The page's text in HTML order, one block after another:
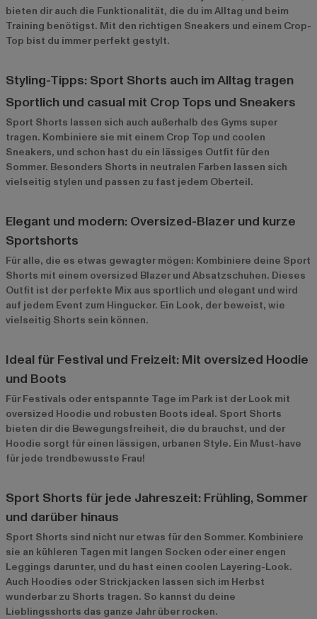
bieten dir auch die Funktionalität, die du im Alltag und beim
Training benötigst. Mit den richtigen Sneakers und einem Crop-
Top bist du immer perfekt gestylt.
Styling-Tipps: Sport Shorts auch im Alltag tragen
Sportlich und casual mit Crop Tops und Sneakers
Sport Shorts lassen sich auch außerhalb des Gyms super
tragen. Kombiniere sie mit einem Crop Top und coolen
Sneakers, und schon hast du ein lässiges Outfit für den
Sommer. Besonders Shorts in neutralen Farben lassen sich
vielseitig stylen und passen zu fast jedem Oberteil.
Elegant und modern: Oversized-Blazer und kurze
Sportshorts
Für alle, die es etwas gewagter mögen: Kombiniere deine Sport
Shorts mit einem oversized Blazer und Absatzschuhen. Dieses
Outfit ist der perfekte Mix aus sportlich und elegant und wird
auf jedem Event zum Hingucker. Ein Look, der beweist, wie
vielseitig Shorts sein können.
Ideal für Festival und Freizeit: Mit oversized Hoodie
und Boots
Für Festivals oder entspannte Tage im Park ist der Look mit
oversized Hoodie und robusten Boots ideal. Sport Shorts
bieten dir die Bewegungsfreiheit, die du brauchst, und der
Hoodie sorgt für einen lässigen, urbanen Style. Ein Must-have
für jede trendbewusste Frau!
Sport Shorts für jede Jahreszeit: Frühling, Sommer
und darüber hinaus
Sport Shorts sind nicht nur etwas für den Sommer. Kombiniere
sie an kühleren Tagen mit langen Socken oder einer engen
Leggings darunter, und du hast einen coolen Layering-Look.
Auch Hoodies oder Strickjacken lassen sich im Herbst
wunderbar zu Shorts tragen. So kannst du deine
Lieblingsshorts das ganze Jahr über rocken.